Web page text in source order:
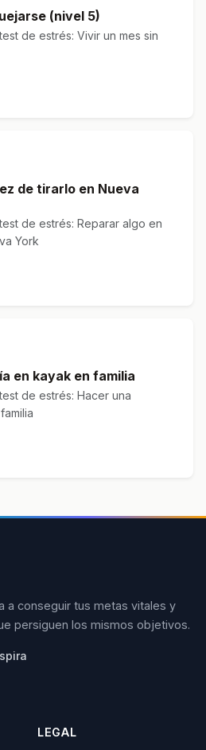
(nivel 5)
de estrés: Vivir un mes sin
de tirarlo en Nueva
de estrés: Reparar algo en
York
en kayak en familia
de estrés: Hacer una
a conseguir tus metas vitales y
persiguen los mismos objetivos.
LEGAL